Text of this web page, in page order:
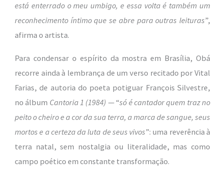
está enterrado o meu umbigo, e essa volta é também um
reconhecimento íntimo que se abre para outras leituras”,
afirma o artista.
Para condensar o espírito da mostra em Brasília, Obá
recorre ainda à lembrança de um verso recitado por Vital
Farias, de autoria do poeta potiguar François Silvestre,
no álbum Cantoria 1 (1984) — “só é cantador quem traz no
peito o cheiro e a cor da sua terra, a marca de sangue, seus
mortos e a certeza da luta de seus vivos”: uma reverência à
terra natal, sem nostalgia ou literalidade, mas como
campo poético em constante transformação.